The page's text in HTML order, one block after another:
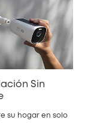
Sin
su hogar en solo